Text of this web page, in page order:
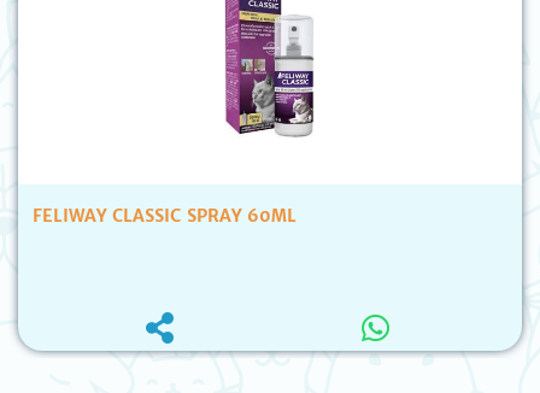
FELIWAY CLASSIC SPRAY 60ML